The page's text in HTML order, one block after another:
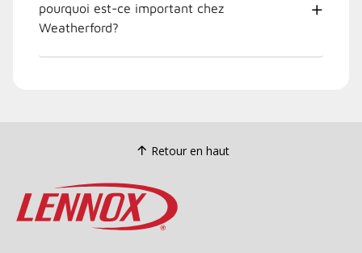
pourquoi est-ce important chez
Weatherford?
Retour en haut